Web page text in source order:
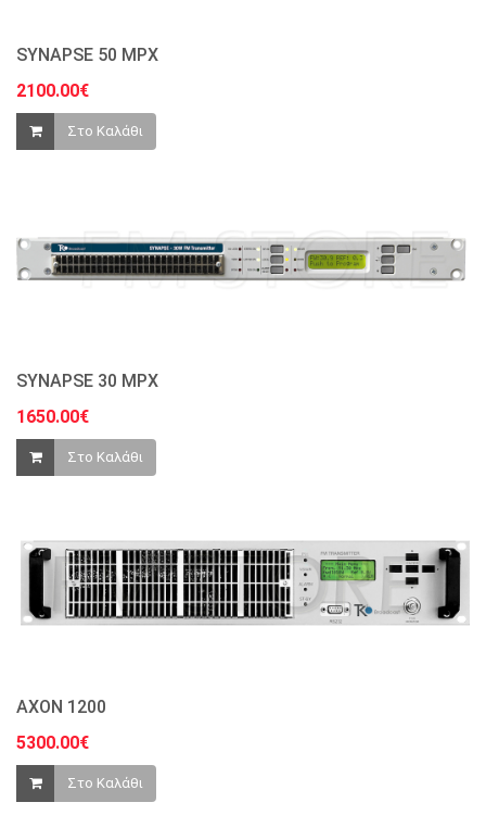
SYNAPSE 50 MPX
2100.00€
Στο Καλάθι
SYNAPSE 30 MPX
1650.00€
Στο Καλάθι
AXON 1200
5300.00€
Στο Καλάθι